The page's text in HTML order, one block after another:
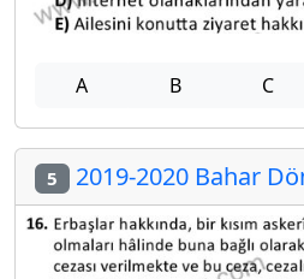
A B C
5 2019-2020 Bahar